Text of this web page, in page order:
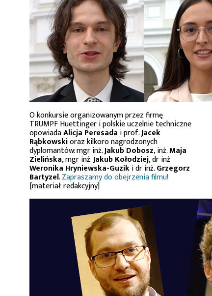
O konkursie organizowanym przez firmę
TRUMPF Huettinger i polskie uczelnie techniczne
opowiadaAlicja Peresada i prof.Jacek
Rąbkowskioraz kilkoro nagrodzonych
dyplomantów: mgr inż.Jakub Dobosz, inż.Maja
Zielińska, mgr inż.Jakub Kołodziej, dr inż
Weronika Hryniewska-Guziki dr inż.Grzegorz
Bartyzel.Zapraszamy do obejrzenia filmu!
[materiał redakcyjny]